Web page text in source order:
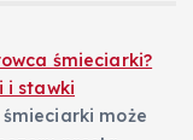
śmieciarki?
i stawki
może